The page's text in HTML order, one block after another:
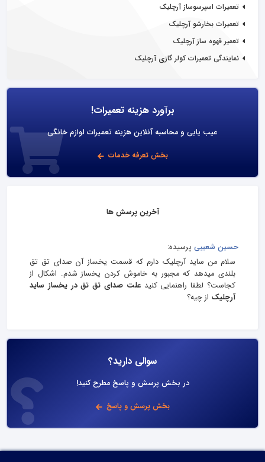
تعمیرات اسپرسوساز آرچلیک
تعمیرات بخارشو آرچلیک
تعمیر قهوه ساز آرچلیک
نمایندگی تعمیرات کولر گازی آرچلیک
برآورد هزینه تعمیرات!
عیب یابی و محاسبه آنلاین هزینه تعمیرات لوازم خانگی
بخش تعرفه خدمات
آخرین پرسش ها
حسین شعیبی پرسیده:
سلام من ساید آرچلیک دارم که قسمت یخساز آن صدای تق تق
بلندی میدهد که مجبور به خاموش کردن یخساز شدم. اشکال از
کجاست؟ لطفا راهنمایی کنیدعلت صدای تق تق در یخساز ساید
آرچلیک از چیه؟
سوالی دارید؟
در بخش پرسش و پاسخ مطرح کنید!
بخش پرسش و پاسخ